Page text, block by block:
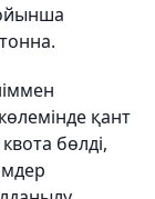
қант
бөлді,